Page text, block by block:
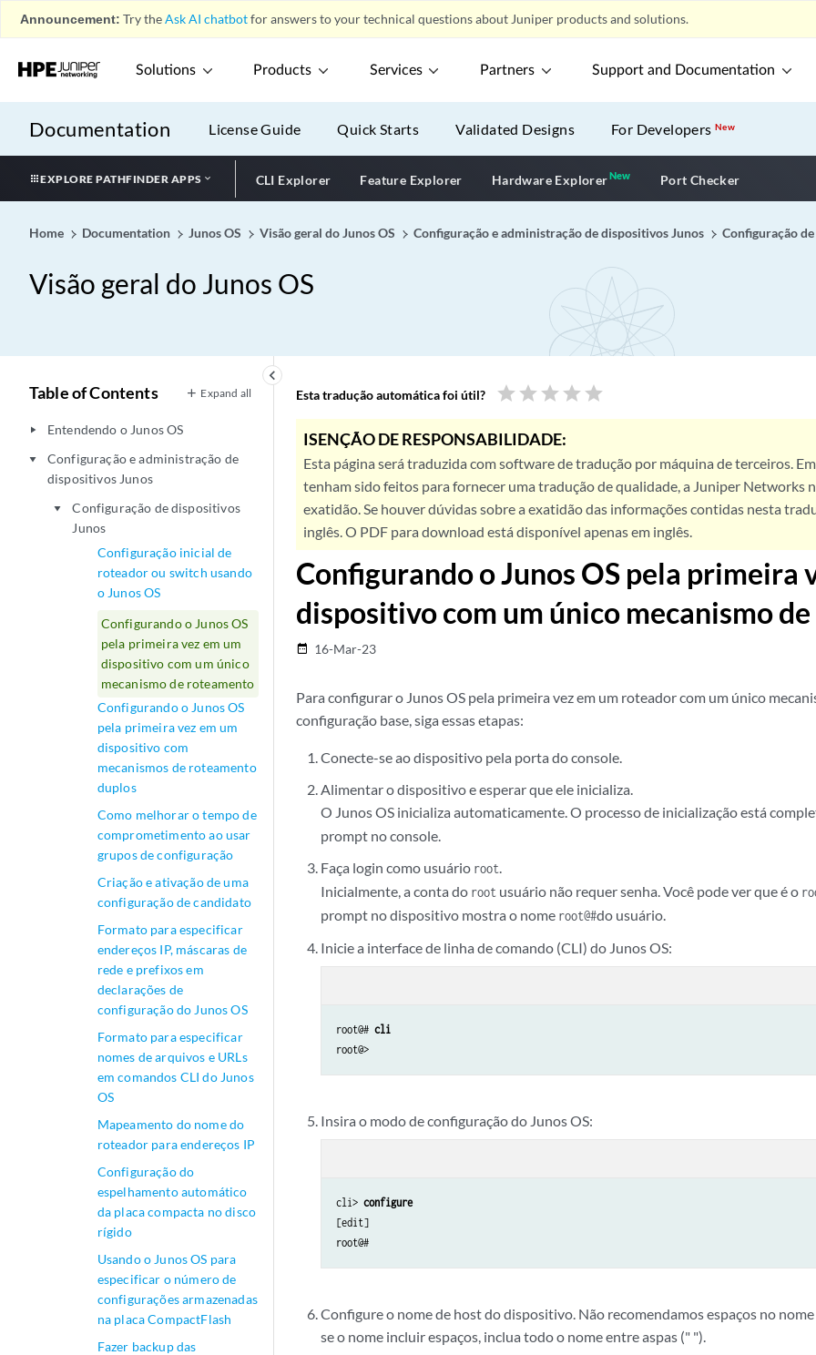
Announcement: Try theAsk AI chatbotfor answers to your technical questions about Juniper products and solutions.
Solutions Products Services Partners Support and Documentation
Documentation License Guide Quick Starts Validated Designs For DevelopersNew
EXPLORE PATHFINDER APPS CLI Explorer Feature Explorer Hardware ExplorerNewNew application
Port Checker
Home Documentation Junos OS Visão geral do Junos OS Configuração e administração de dispositivos Junos Configuração
Visão geral do Junos OS
keyboard_arrow_left
Table of Contents Expand all
play_arrow Entendendo o Junos OS
play_arrow
Configuração e administração de
dispositivos Junos
play_arrow
Configuração de dispositivos
Junos
Configuração inicial de
roteador ou switch usando
o Junos OS
Configurando o Junos OS
pela primeira vez em um
dispositivo com um único
mecanismo de roteamento
Configurando o Junos OS
pela primeira vez em um
dispositivo com
mecanismos de roteamento
duplos
Como melhorar o tempo de
comprometimento ao usar
grupos de configuração
Criação e ativação de uma
configuração de candidato
Formato para especificar
endereços IP, máscaras de
rede e prefixos em
declarações de
configuração do Junos OS
Formato para especificar
nomes de arquivos e URLs
em comandos CLI do Junos
OS
Mapeamento do nome do
roteador para endereços IP
Configuração do
espelhamento automático
da placa compacta no disco
rígido
Usando o Junos OS para
especificar o número de
configurações armazenadas
na placa CompactFlash
Fazer backup das
Esta tradução automática foi útil? star star star star star
ISENÇÃO DE RESPONSABILIDADE:
Esta página será traduzida com software de tradução por máquina de terceiros.
tenham sido feitos para fornecer uma tradução de qualidade, a Juniper Networks
exatidão. Se houver dúvidas sobre a exatidão das informações contidas nesta
inglês. O PDF para download está disponível apenas em inglês.
Configurando o Junos OS pela primeira
dispositivo com um único mecanismo
date_range 16-Mar-23
Para configurar o Junos OS pela primeira vez em um roteador com um único
configuração base, siga essas etapas:
Conecte-se ao dispositivo pela porta do console.
Alimentar o dispositivo e esperar que ele inicializa.
O Junos OS inicializa automaticamente. O processo de inicialização está
prompt no console.
Faça login como usuário root.
Inicialmente, a conta do root usuário não requer senha. Você pode ver que é o
prompt no dispositivo mostra o nome root@#do usuário.
Inicie a interface de linha de comando (CLI) do Junos OS:
root@# cli
Insira o modo de configuração do Junos OS:
cli> configure
[edit]
Configure o nome de host do dispositivo. Não recomendamos espaços no
se o nome incluir espaços, inclua todo o nome entre aspas (" ").